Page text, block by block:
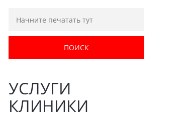
УСЛУГИ
КЛИНИКИ